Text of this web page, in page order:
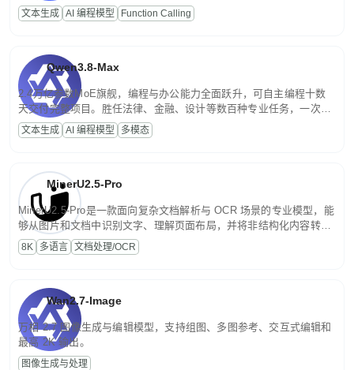
高并发、轻量化任务，适合日常对话、内容创作、基础 RAG、批量
文案处理等普惠刚需场景。
文本生成 AI 编程模型 Function Calling
Qwen3.8-Max
2.4万亿参数MoE旗舰，编程与办公能力全面跃升，可自主编程十数
天交付完整项目。胜任法律、金融、设计等数百种专业任务，一次对
话端到端交付生产级成果。原生视觉理解贯穿规划、执行与验证全流
程，支持超长文档与长视频的深度语义解析。长程任务中自主规划与
文本生成 AI 编程模型 多模态
MinerU2.5-Pro
MinerU2.5-Pro是一款面向复杂文档解析与 OCR 场景的专业模型，能
够从图片和文档中识别文字、理解页面布局，并将非结构化内容转换
为便于存储、检索和二次处理的结构化结果。
8K 多语言 文档处理/OCR
Wan2.7-Image
万相 2.7 图像生成与编辑模型，支持组图、多图参考、交互式编辑和
最高 2K 输出。
图像生成与处理